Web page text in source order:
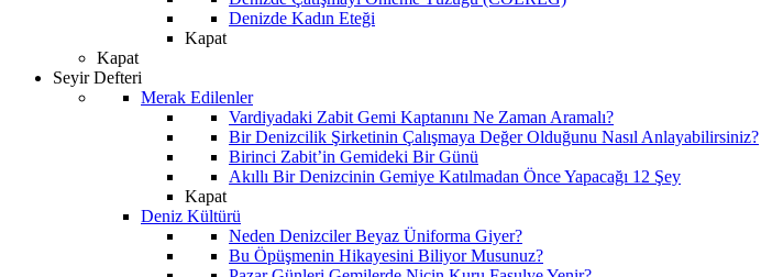
Denizde Kadın Eteği
Kapat
Kapat
Seyir Defteri
Merak Edilenler
Vardiyadaki Zabit Gemi Kaptanını Ne Zaman Aramalı?
Bir Denizcilik Şirketinin Çalışmaya Değer Olduğunu Nasıl Anlayabilirsiniz?
Birinci Zabit’in Gemideki Bir Günü
Akıllı Bir Denizcinin Gemiye Katılmadan Önce Yapacağı 12 Şey
Kapat
Deniz Kültürü
Neden Denizciler Beyaz Üniforma Giyer?
Bu Öpüşmenin Hikayesini Biliyor Musunuz?